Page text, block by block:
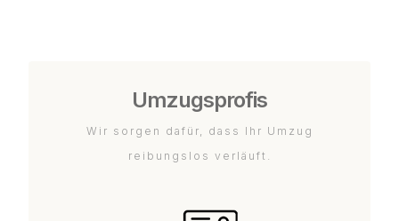
Umzugsprofis
Wir sorgen dafür, dass Ihr Umzug
reibungslos verläuft.